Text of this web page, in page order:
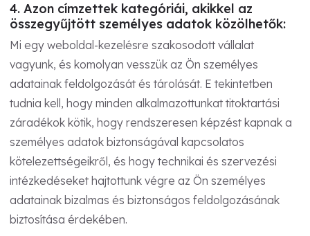
4. Azon címzettek kategóriái, akikkel az
összegyűjtött személyes adatok közölhetők:
Mi egy weboldal-kezelésre szakosodott vállalat
vagyunk, és komolyan vesszük az Ön személyes
adatainak feldolgozását és tárolását. E tekintetben
tudnia kell, hogy minden alkalmazottunkat titoktartási
záradékok kötik, hogy rendszeresen képzést kapnak a
személyes adatok biztonságával kapcsolatos
kötelezettségeikről, és hogy technikai és szervezési
intézkedéseket hajtottunk végre az Ön személyes
adatainak bizalmas és biztonságos feldolgozásának
biztosítása érdekében.